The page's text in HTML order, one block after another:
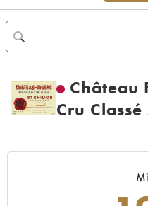
Château
Cru Classé